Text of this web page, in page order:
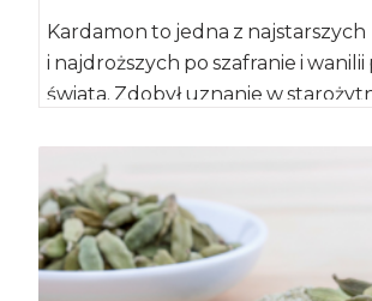
Kardamon to jedna z najstarszych
i najdroższych po szafranie i
świata. Zdobył uznanie w